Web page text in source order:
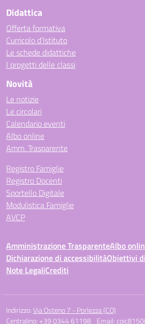
Didattica
Offerta formativa
Curricolo d’Istituto
Le schede didattiche
I progetti delle classi
Novità
Le notizie
Le circolari
Calendario eventi
Albo online
Amm. Trasparente
Registro Famiglie
Registro Docenti
Sportello Digitale
Modulistica Famiglie
AVCP
Amministrazione TrasparenteAlbo
Dichiarazione di accessibilitàObiettivi
Note LegaliCrediti
Indirizzo:Via Osteno 7 - Porlezza (CO)
Centralino: +39 0344 61198 Email: